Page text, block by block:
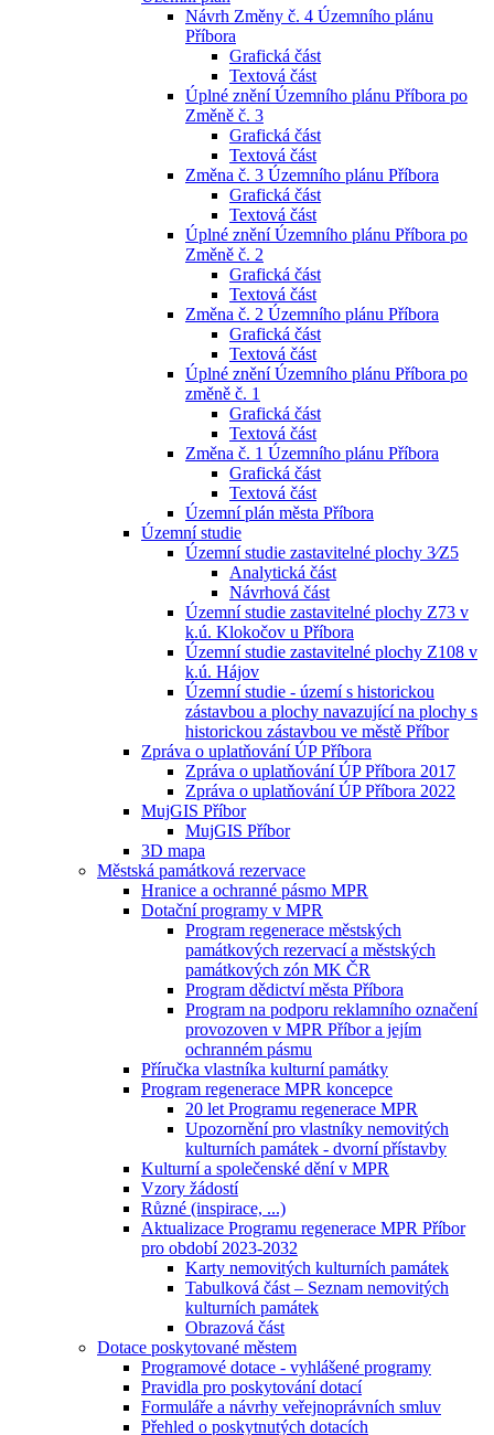
Návrh Změny č. 4 Územního plánu
Příbora
Grafická část
Textová část
Úplné znění Územního plánu Příbora po
Změně č. 3
Grafická část
Textová část
Změna č. 3 Územního plánu Příbora
Grafická část
Textová část
Úplné znění Územního plánu Příbora po
Změně č. 2
Grafická část
Textová část
Změna č. 2 Územního plánu Příbora
Grafická část
Textová část
Úplné znění Územního plánu Příbora po
změně č. 1
Grafická část
Textová část
Změna č. 1 Územního plánu Příbora
Grafická část
Textová část
Územní plán města Příbora
Územní studie
Územní studie zastavitelné plochy 3⁄Z5
Analytická část
Návrhová část
Územní studie zastavitelné plochy Z73 v
k.ú. Klokočov u Příbora
Územní studie zastavitelné plochy Z108 v
k.ú. Hájov
Územní studie - území s historickou
zástavbou a plochy navazující na plochy s
historickou zástavbou ve městě Příbor
Zpráva o uplatňování ÚP Příbora
Zpráva o uplatňování ÚP Příbora 2017
Zpráva o uplatňování ÚP Příbora 2022
MujGIS Příbor
MujGIS Příbor
3D mapa
Městská památková rezervace
Hranice a ochranné pásmo MPR
Dotační programy v MPR
Program regenerace městských
památkových rezervací a městských
památkových zón MK ČR
Program dědictví města Příbora
Program na podporu reklamního označení
provozoven v MPR Příbor a jejím
ochranném pásmu
Příručka vlastníka kulturní památky
Program regenerace MPR koncepce
20 let Programu regenerace MPR
Upozornění pro vlastníky nemovitých
kulturních památek - dvorní přístavby
Kulturní a společenské dění v MPR
Vzory žádostí
Různé (inspirace, ...)
Aktualizace Programu regenerace MPR Příbor
pro období 2023-2032
Karty nemovitých kulturních památek
Tabulková část – Seznam nemovitých
kulturních památek
Obrazová část
Dotace poskytované městem
Programové dotace - vyhlášené programy
Pravidla pro poskytování dotací
Formuláře a návrhy veřejnoprávních smluv
Přehled o poskytnutých dotacích